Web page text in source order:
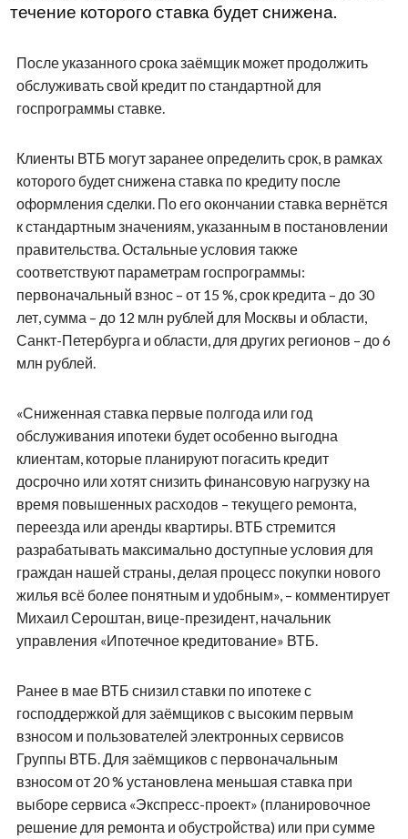
течение которого ставка будет снижена.
После указанного срока заёмщик может продолжить
обслуживать свой кредит по стандартной для
госпрограммы ставке.
Клиенты ВТБ могут заранее определить срок, в рамках
которого будет снижена ставка по кредиту после
оформления сделки. По его окончании ставка вернётся
к стандартным значениям, указанным в постановлении
правительства. Остальные условия также
соответствуют параметрам госпрограммы:
первоначальный взнос – от 15 %, срок кредита – до 30
лет, сумма – до 12 млн рублей для Москвы и области,
Санкт-Петербурга и области, для других регионов – до 6
млн рублей.
«Сниженная ставка первые полгода или год
обслуживания ипотеки будет особенно выгодна
клиентам, которые планируют погасить кредит
досрочно или хотят снизить финансовую нагрузку на
время повышенных расходов – текущего ремонта,
переезда или аренды квартиры. ВТБ стремится
разрабатывать максимально доступные условия для
граждан нашей страны, делая процесс покупки нового
жилья всё более понятным и удобным», – комментирует
Михаил Сероштан, вице-президент, начальник
управления «Ипотечное кредитование» ВТБ.
Ранее в мае ВТБ снизил ставки по ипотеке с
господдержкой для заёмщиков с высоким первым
взносом и пользователей электронных сервисов
Группы ВТБ. Для заёмщиков с первоначальным
взносом от 20 % установлена меньшая ставка при
выборе сервиса «Экспресс-проект» (планировочное
решение для ремонта и обустройства) или при сумме